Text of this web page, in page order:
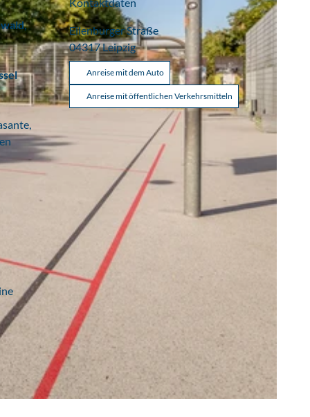
,
Eilenburger Straße
04317Leipzig
Anreise mit dem Auto
Anreise mit öffentlichen Verkehrsmitteln